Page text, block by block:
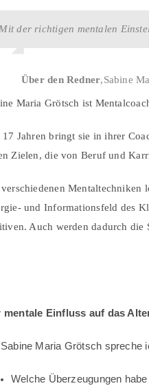
Mit der richtigen mentalen
Über den Redner,Sabine
Maria Grötsch ist
17 Jahren bringt sie in ihrer
Zielen, die von Beruf und
Mentaltechniken
und Informationsfeld des
Auch werden dadurch
mentale Einfluss auf das
Maria Grötsch spreche
Welche Überzeugungen